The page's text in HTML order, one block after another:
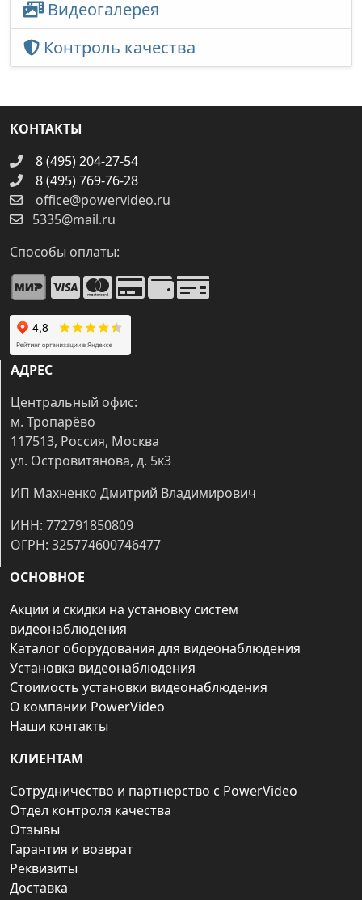
Видеогалерея
Контроль качества
КОНТАКТЫ
8 (495) 204-27-54
8 (495) 769-76-28
office@powervideo.ru
5335@mail.ru
Способы оплаты:
АДРЕС
Центральный офис:
м. Тропарёво
117513, Россия, Москва
ул. Островитянова, д. 5к3
ИП Махненко Дмитрий Владимирович
ИНН: 772791850809
ОГРН: 325774600746477
ОСНОВНОЕ
Акции и скидки на установку систем
видеонаблюдения
Каталог оборудования для видеонаблюдения
Установка видеонаблюдения
Стоимость установки видеонаблюдения
О компании PowerVideo
Наши контакты
КЛИЕНТАМ
Сотрудничество и партнерство с PowerVideo
Отдел контроля качества
Отзывы
Гарантия и возврат
Реквизиты
Доставка